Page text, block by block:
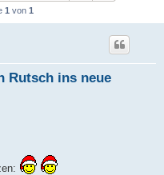
1 von 1
Rutsch ins neue